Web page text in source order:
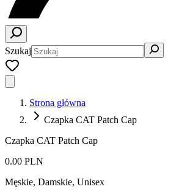
Szukaj
Strona główna
Czapka CAT Patch Cap
Czapka CAT Patch Cap
0.00 PLN
Męskie, Damskie, Unisex